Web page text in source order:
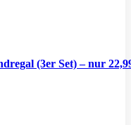
(3er Set) – nur